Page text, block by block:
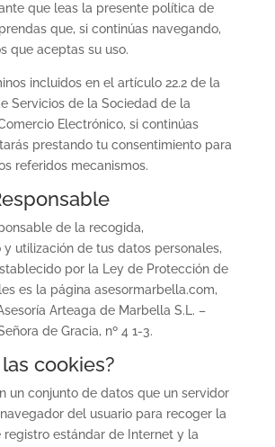
que leas la presente política de
que, si continúas navegando,
que aceptas su uso.
incluidos en el artículo 22.2 de la
Servicios de la Sociedad de la
Electrónico, si continúas
prestando tu consentimiento para
referidos mecanismos.
de la recogida,
y utilización de tus datos personales,
por la Ley de Protección de
es la página asesormarbella.com,
Arteaga de Marbella S.L. –
de Gracia, nº 4 1-3.
cookies?
un conjunto de datos que un servidor
del usuario para recoger la
registro estándar de Internet y la